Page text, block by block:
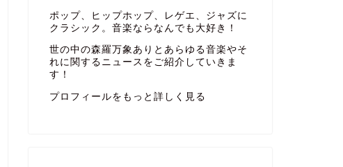
ポップ、ヒップホップ、レゲエ、ジャズに
クラシック。音楽ならなんでも大好き！
世の中の森羅万象ありとあらゆる音楽やそ
れに関するニュースをご紹介していきま
す！
プロフィールをもっと詳しく見る